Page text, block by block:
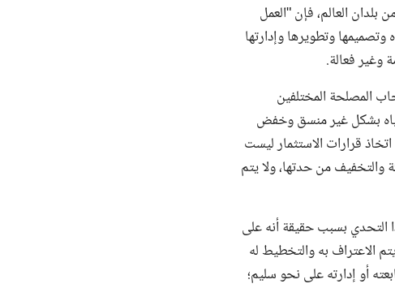
بلدان العالم، فإن "العمل
وتطويرها وإدارتها
وغير فعالة.
المصلحة المختلفين
بشكل غير منسق وخفض
قرارات الاستثمار ليست
والتخفيف من حدتها، ولا يتم
التحدي بسبب حقيقة أنه على
الاعتراف به والتخطيط له
أو إدارته على نحو سليم؛